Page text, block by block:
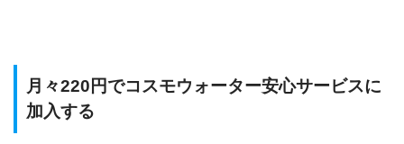
月々220円でコスモウォーター安心サービスに
加入する